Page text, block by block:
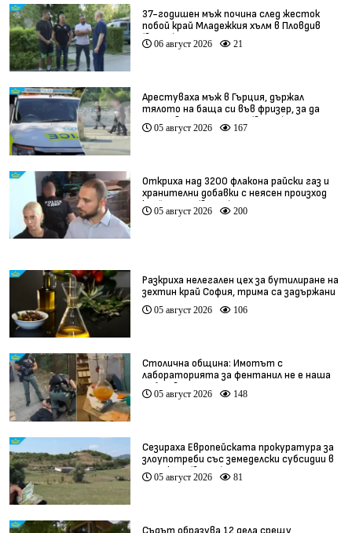
37-годишен мъж почина след жесток
побой край Младежкия хълм в Пловдив
(видео)
06 август 2026 21
Арестуваха мъж в Гърция, държал
тялото на баща си във фризер, за да
получава пенсията му (видео)
05 август 2026 167
Откриха над 3200 флакона райски газ и
хранителни добавки с неясен произход
край София (видео)
05 август 2026 200
Разкриха нелегален цех за бутилиране на
зехтин край София, трима са задържани
05 август 2026 106
Столична община: Имотът с
лабораторията за фентанил не е наша
собственост
05 август 2026 148
Сезираха Европейската прокуратура за
злоупотреби със земеделски субсидии в
Кърджали (видео)
05 август 2026 81